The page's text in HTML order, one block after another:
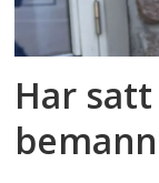
Har